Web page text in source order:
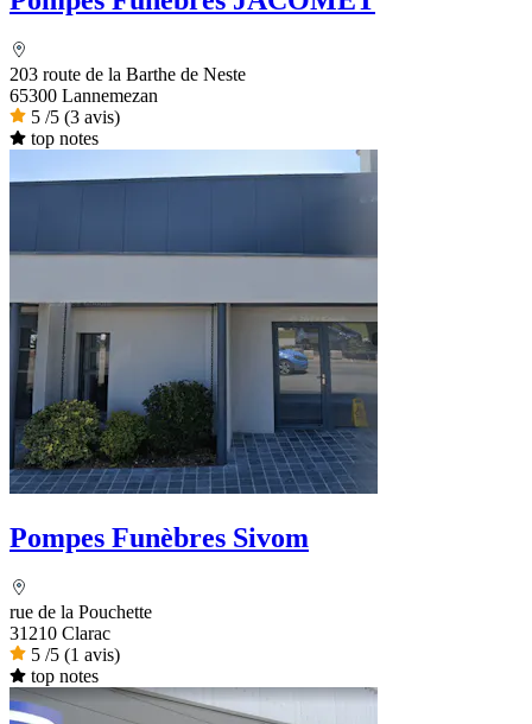
203 route de la Barthe de Neste
65300 Lannemezan
5 /5 (3 avis)
top notes
Pompes Funèbres Sivom
rue de la Pouchette
31210 Clarac
5 /5 (1 avis)
top notes